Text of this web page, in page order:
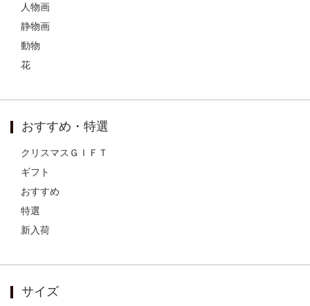
人物画
静物画
動物
花
おすすめ・特選
クリスマスＧＩＦＴ
ギフト
おすすめ
特選
新入荷
サイズ